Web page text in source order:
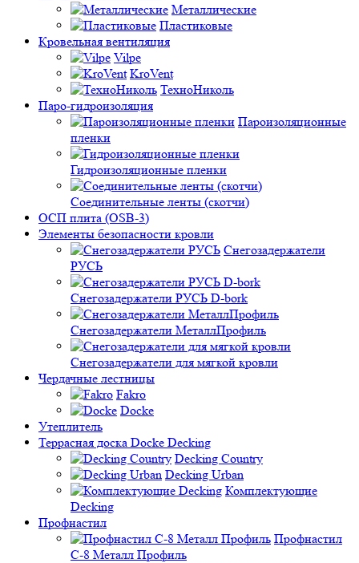
Металлические
Пластиковые
Кровельная вентиляция
Vilpe
KroVent
ТехноНиколь
Паро-гидроизоляция
Пароизоляционные
пленки
Гидроизоляционные пленки
Соединительные ленты (скотчи)
ОСП плита (OSB-3)
Элементы безопасности кровли
Снегозадержатели
РУСЬ
Снегозадержатели РУСЬ D-bork
Снегозадержатели МеталлПрофиль
Снегозадержатели для мягкой кровли
Чердачные лестницы
Fakro
Docke
Утеплитель
Террасная доска Docke Decking
Decking Country
Decking Urban
Комплектующие
Decking
Профнастил
Профнастил
C-8 Металл Профиль